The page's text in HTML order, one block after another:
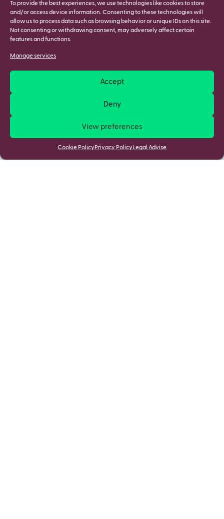
To provide the best experiences, we use technologies like cookies to store
and/or access device information. Consenting to these technologies will
allow us to process data such as browsing behavior or unique IDs on this site.
Not consenting or withdrawing consent, may adversely affect certain
features and functions.
Manage services
Accept
Deny
View preferences
Cookie Policy Privacy Policy Legal Advise